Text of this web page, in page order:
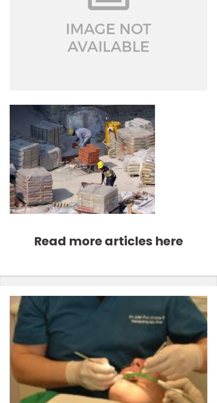
Read more articles here